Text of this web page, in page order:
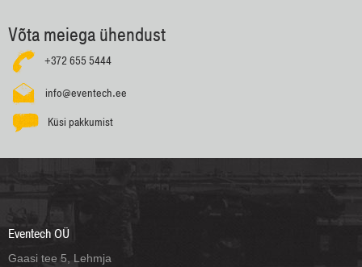
Võta meiega ühendust
+372 655 5444
info@eventech.ee
Küsi pakkumist
Eventech OÜ
Gaasi tee 5, Lehmja